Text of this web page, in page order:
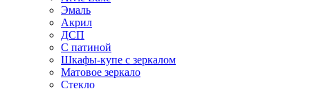
Эмаль
Акрил
ДСП
С патиной
Шкафы-купе с зеркалом
Матовое зеркало
Стекло